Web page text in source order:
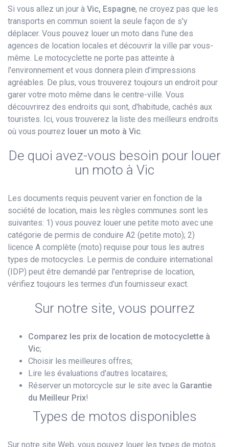
Si vous allez un jour à Vic, Espagne, ne croyez pas que les
transports en commun soient la seule façon de s'y
déplacer. Vous pouvez louer un moto dans l'une des
agences de location locales et découvrir la ville par vous-
même. Le motocyclette ne porte pas atteinte à
l'environnement et vous donnera plein d'impressions
agréables. De plus, vous trouverez toujours un endroit pour
garer votre moto même dans le centre-ville. Vous
découvrirez des endroits qui sont, d'habitude, cachés aux
touristes. Ici, vous trouverez la liste des meilleurs endroits
où vous pourrez louer un moto à Vic.
De quoi avez-vous besoin pour louer
un moto à Vic
Les documents requis peuvent varier en fonction de la
société de location, mais les règles communes sont les
suivantes: 1) vous pouvez louer une petite moto avec une
catégorie de permis de conduire A2 (petite moto); 2)
licence A complète (moto) requise pour tous les autres
types de motocycles. Le permis de conduire international
(IDP) peut être demandé par l'entreprise de location,
vérifiez toujours les termes d'un fournisseur exact.
Sur notre site, vous pourrez
Comparez les prix de location de motocyclette à
Vic;
Choisir les meilleures offres;
Lire les évaluations d'autres locataires;
Réserver un motorcycle sur le site avec la Garantie
du Meilleur Prix!
Types de motos disponibles
Sur notre site Web, vous pouvez louer les types de motos